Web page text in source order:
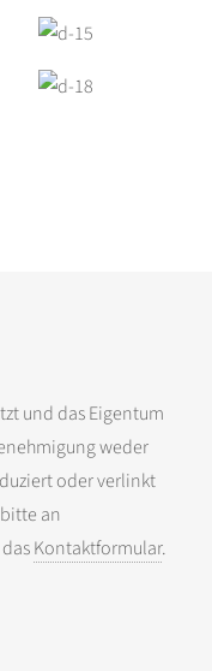
und das Eigentum
weder
oder verlinkt
an
Kontaktformular.